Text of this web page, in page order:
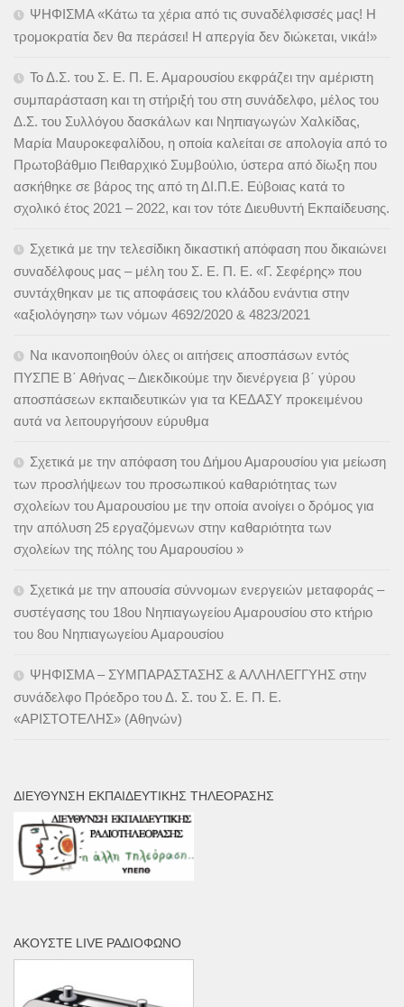
ΨΗΦΙΣΜΑ «Κάτω τα χέρια από τις συναδέλφισσές μας! Η
τρομοκρατία δεν θα περάσει! Η απεργία δεν διώκεται, νικά!»
Το Δ.Σ. του Σ. Ε. Π. Ε. Αμαρουσίου εκφράζει την αμέριστη
συμπαράσταση και τη στήριξή του στη συνάδελφο, μέλος του
Δ.Σ. του Συλλόγου δασκάλων και Νηπιαγωγών Χαλκίδας,
Μαρία Μαυροκεφαλίδου, η οποία καλείται σε απολογία από το
Πρωτοβάθμιο Πειθαρχικό Συμβούλιο, ύστερα από δίωξη που
ασκήθηκε σε βάρος της από τη ΔΙ.Π.Ε. Εύβοιας κατά το
σχολικό έτος 2021 – 2022, και τον τότε Διευθυντή Εκπαίδευσης.
Σχετικά με την τελεσίδικη δικαστική απόφαση που δικαιώνει
συναδέλφους μας – μέλη του Σ. Ε. Π. Ε. «Γ. Σεφέρης» που
συντάχθηκαν με τις αποφάσεις του κλάδου ενάντια στην
«αξιολόγηση» των νόμων 4692/2020 & 4823/2021
Να ικανοποιηθούν όλες οι αιτήσεις αποσπάσων εντός
ΠΥΣΠΕ Β΄ Αθήνας – Διεκδικούμε την διενέργεια β΄ γύρου
αποσπάσεων εκπαιδευτικών για τα ΚΕΔΑΣΥ προκειμένου
αυτά να λειτουργήσουν εύρυθμα
Σχετικά με την απόφαση του Δήμου Αμαρουσίου για μείωση
των προσλήψεων του προσωπικού καθαριότητας των
σχολείων του Αμαρουσίου με την οποία ανοίγει ο δρόμος για
την απόλυση 25 εργαζόμενων στην καθαριότητα των
σχολείων της πόλης του Αμαρουσίου »
Σχετικά με την απουσία σύννομων ενεργειών μεταφοράς –
συστέγασης του 18ου Νηπιαγωγείου Αμαρουσίου στο κτήριο
του 8ου Νηπιαγωγείου Αμαρουσίου
ΨΗΦΙΣΜΑ – ΣΥΜΠΑΡΑΣΤΑΣΗΣ & ΑΛΛΗΛΕΓΓΥΗΣ στην
συνάδελφο Πρόεδρο του Δ. Σ. του Σ. Ε. Π. Ε.
«ΑΡΙΣΤΟΤΕΛΗΣ» (Αθηνών)
ΔΙΕΎΘΥΝΣΗ ΕΚΠΑΙΔΕΥΤΙΚΉΣ ΤΗΛΕΌΡΑΣΗΣ
ΑΚΟΎΣΤΕ LIVE ΡΑΔΙΌΦΩΝΟ